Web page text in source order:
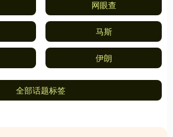
网眼查
马斯
伊朗
全部话题标签